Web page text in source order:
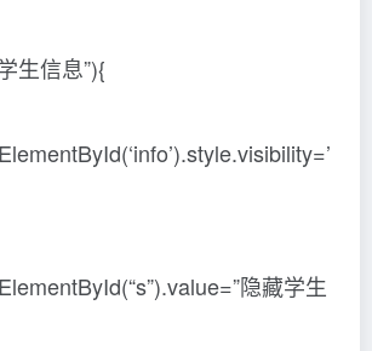
生信息”){
隐藏学生